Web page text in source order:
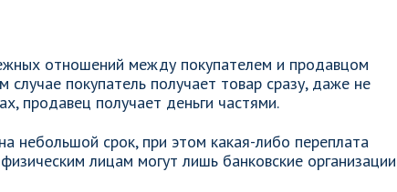
отношений между покупателем и продавцом
покупатель получает товар сразу, даже не
продавец получает деньги частями.
небольшой срок, при этом какая-либо переплата
лицам могут лишь банковские организации